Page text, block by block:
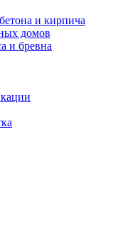
и кирпича
домов
и бревна